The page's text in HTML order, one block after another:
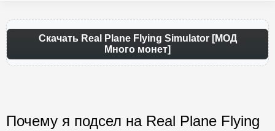
Скачать Real Plane Flying Simulator [МОД
Много монет]
Почему я подсел на Real Plane Flying